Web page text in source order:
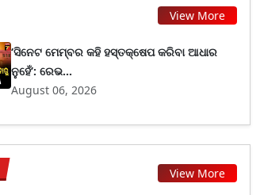
View More
‘ସିନେଟ ମେମ୍ବର କହି ହସ୍ତକ୍ଷେପ କରିବା ଆଧାର
ନୁହେଁ’: ରେଭ...
August 06, 2026
View More